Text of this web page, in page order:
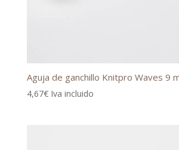
Aguja de ganchillo Knitpro Waves 9
4,67€ Iva incluido